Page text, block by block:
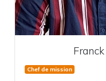
Franck
Chef de mission